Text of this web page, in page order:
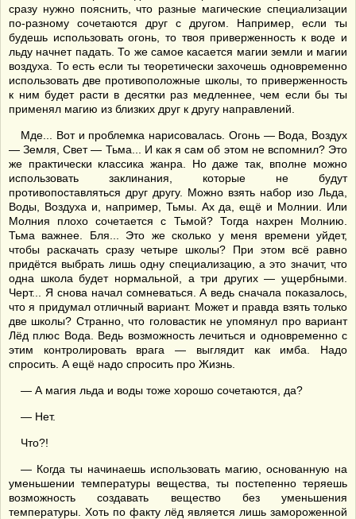
сразу нужно пояснить, что разные магические специализации
по-разному сочетаются друг с другом. Например, если ты
будешь использовать огонь, то твоя приверженность к воде и
льду начнет падать. То же самое касается магии земли и магии
воздуха. То есть если ты теоретически захочешь одновременно
использовать две противоположные школы, то приверженность
к ним будет расти в десятки раз медленнее, чем если бы ты
применял магию из близких друг к другу направлений.
Мде... Вот и проблемка нарисовалась. Огонь — Вода, Воздух
— Земля, Свет — Тьма... И как я сам об этом не вспомнил? Это
же практически классика жанра. Но даже так, вполне можно
использовать заклинания, которые не будут
противопоставляться друг другу. Можно взять набор изо Льда,
Воды, Воздуха и, например, Тьмы. Ах да, ещё и Молнии. Или
Молния плохо сочетается с Тьмой? Тогда нахрен Молнию.
Тьма важнее. Бля... Это же сколько у меня времени уйдет,
чтобы раскачать сразу четыре школы? При этом всё равно
придётся выбрать лишь одну специализацию, а это значит, что
одна школа будет нормальной, а три других — ущербными.
Черт... Я снова начал сомневаться. А ведь сначала показалось,
что я придумал отличный вариант. Может и правда взять только
две школы? Странно, что головастик не упомянул про вариант
Лёд плюс Вода. Ведь возможность лечиться и одновременно с
этим контролировать врага — выглядит как имба. Надо
спросить. А ещё надо спросить про Жизнь.
— А магия льда и воды тоже хорошо сочетаются, да?
— Нет.
Что?!
— Когда ты начинаешь использовать магию, основанную на
уменьшении температуры вещества, ты постепенно теряешь
возможность создавать вещество без уменьшения
температуры. Хоть по факту лёд является лишь замороженной